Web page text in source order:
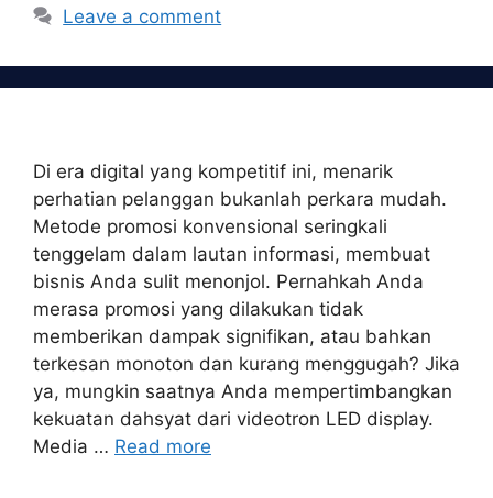
Leave a comment
Di era digital yang kompetitif ini, menarik
perhatian pelanggan bukanlah perkara mudah.
Metode promosi konvensional seringkali
tenggelam dalam lautan informasi, membuat
bisnis Anda sulit menonjol. Pernahkah Anda
merasa promosi yang dilakukan tidak
memberikan dampak signifikan, atau bahkan
terkesan monoton dan kurang menggugah? Jika
ya, mungkin saatnya Anda mempertimbangkan
kekuatan dahsyat dari videotron LED display.
Media … Read more